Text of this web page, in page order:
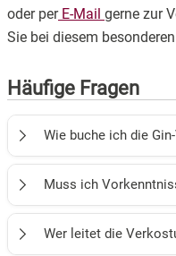
oder perE-Mail gerne zur
Sie bei diesem
Häufige Fragen
Wie buche ich die
Muss ich
auch für Kenner
Wer leitet die